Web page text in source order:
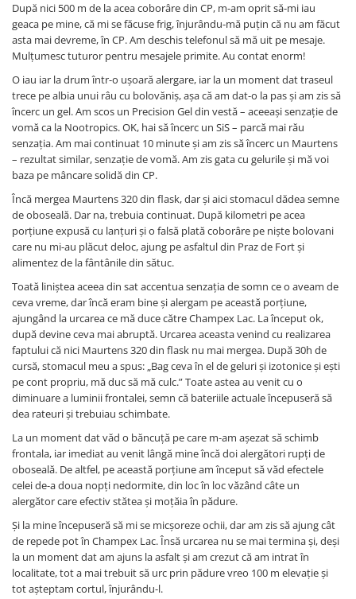
După nici 500 m de la acea coborâre din CP, m-am oprit să-mi iau
geaca pe mine, că mi se făcuse frig, înjurându-mă puțin că nu am făcut
asta mai devreme, în CP. Am deschis telefonul să mă uit pe mesaje.
Mulțumesc tuturor pentru mesajele primite. Au contat enorm!
O iau iar la drum într-o ușoară alergare, iar la un moment dat traseul
trece pe albia unui râu cu bolovăniș, așa că am dat-o la pas și am zis să
încerc un gel. Am scos un Precision Gel din vestă – aceeași senzație de
vomă ca la Nootropics. OK, hai să încerc un SiS – parcă mai rău
senzația. Am mai continuat 10 minute și am zis să încerc un Maurtens
– rezultat similar, senzație de vomă. Am zis gata cu gelurile și mă voi
baza pe mâncare solidă din CP.
Încă mergea Maurtens 320 din flask, dar și aici stomacul dădea semne
de oboseală. Dar na, trebuia continuat. După kilometri pe acea
porțiune expusă cu lanțuri și o falsă plată coborâre pe niște bolovani
care nu mi-au plăcut deloc, ajung pe asfaltul din Praz de Fort și
alimentez de la fântânile din sătuc.
Toată liniștea aceea din sat accentua senzația de somn ce o aveam de
ceva vreme, dar încă eram bine și alergam pe această porțiune,
ajungând la urcarea ce mă duce către Champex Lac. La început ok,
după devine ceva mai abruptă. Urcarea aceasta venind cu realizarea
faptului că nici Maurtens 320 din flask nu mai mergea. După 30h de
cursă, stomacul meu a spus: „Bag ceva în el de geluri și izotonice și ești
pe cont propriu, mă duc să mă culc.” Toate astea au venit cu o
diminuare a luminii frontalei, semn că bateriile actuale începuseră să
dea rateuri și trebuiau schimbate.
La un moment dat văd o băncuță pe care m-am așezat să schimb
frontala, iar imediat au venit lângă mine încă doi alergători rupți de
oboseală. De altfel, pe această porțiune am început să văd efectele
celei de-a doua nopți nedormite, din loc în loc văzând câte un
alergător care efectiv stătea și moțăia în pădure.
Și la mine începuseră să mi se micșoreze ochii, dar am zis să ajung cât
de repede pot în Champex Lac. Însă urcarea nu se mai termina și, deși
la un moment dat am ajuns la asfalt și am crezut că am intrat în
localitate, tot a mai trebuit să urc prin pădure vreo 100 m elevație și
tot așteptam cortul, înjurându-l.